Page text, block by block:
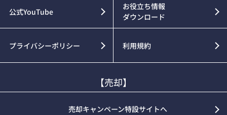
公式YouTube
お役立ち情報
ダウンロード
プライバシーポリシー 利用規約
【売却】
売却キャンペーン特設サイトへ